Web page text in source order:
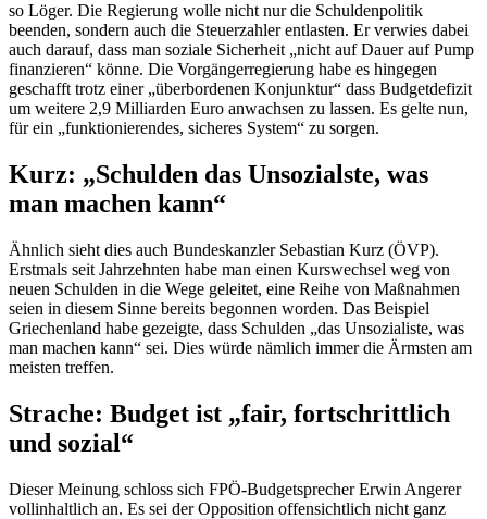
so Löger. Die Regierung wolle nicht nur die Schuldenpolitik
beenden, sondern auch die Steuerzahler entlasten. Er verwies dabei
auch darauf, dass man soziale Sicherheit „nicht auf Dauer auf Pump
finanzieren“ könne. Die Vorgängerregierung habe es hingegen
geschafft trotz einer „überbordenen Konjunktur“ dass Budgetdefizit
um weitere 2,9 Milliarden Euro anwachsen zu lassen. Es gelte nun,
für ein „funktionierendes, sicheres System“ zu sorgen.
Kurz: „Schulden das Unsozialste, was
man machen kann“
Ähnlich sieht dies auch Bundeskanzler Sebastian Kurz (ÖVP).
Erstmals seit Jahrzehnten habe man einen Kurswechsel weg von
neuen Schulden in die Wege geleitet, eine Reihe von Maßnahmen
seien in diesem Sinne bereits begonnen worden. Das Beispiel
Griechenland habe gezeigte, dass Schulden „das Unsozialiste, was
man machen kann“ sei. Dies würde nämlich immer die Ärmsten am
meisten treffen.
Strache: Budget ist „fair, fortschrittlich
und sozial“
Dieser Meinung schloss sich FPÖ-Budgetsprecher Erwin Angerer
vollinhaltlich an. Es sei der Opposition offensichtlich nicht ganz